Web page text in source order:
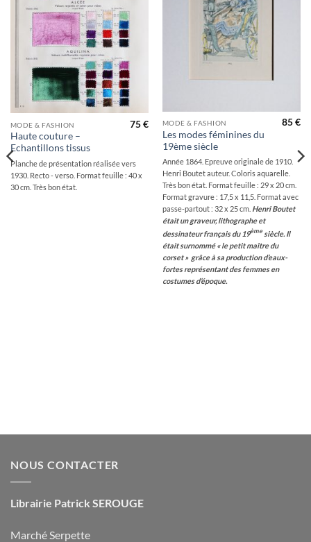
MODE & FASHION
Haute couture –
Echantillons tissus
75€
Planche de présentation réalisée vers
1930. Recto - verso. Format feuille : 40 x
30 cm. Très bon état.
MODE & FASHION
Les modes féminines du
19ème siècle
85€
Année 1864. Epreuve originale de 1910.
Henri Boutet auteur. Coloris aquarelle.
Très bon état. Format feuille : 29 x 20 cm.
Format gravure : 17,5 x 11,5. Format avec
passe-partout : 32 x 25 cm. Henri Boutet
était un graveur, lithographe et
dessinateur français du 19èmesiècle. Il
était surnommé « le petit maître du
corset » grâce à sa production d’eaux-
fortes représentant des femmes en
costumes d’époque.
NOUS CONTACTER
Librairie Patrick SEROUGE
Marché Serpette